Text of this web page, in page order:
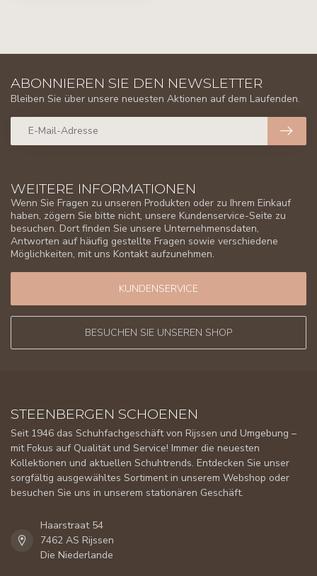
WEITERE INFORMATIONEN
Wenn Sie Fragen zu unseren Produkten oder zu Ihrem Einkauf
haben, zögern Sie bitte nicht, unsere Kundenservice-Seite zu
besuchen. Dort finden Sie unsere Unternehmensdaten,
Antworten auf häufig gestellte Fragen sowie verschiedene
Möglichkeiten, mit uns Kontakt aufzunehmen.
KUNDENSERVICE
BESUCHEN SIE UNSEREN SHOP
ABONNIEREN SIE DEN NEWSLETTER
Bleiben Sie über unsere neuesten Aktionen auf dem Laufenden.
STEENBERGEN SCHOENEN
Seit 1946 das Schuhfachgeschäft von Rijssen und Umgebung –
mit Fokus auf Qualität und Service! Immer die neuesten
Kollektionen und aktuellen Schuhtrends. Entdecken Sie unser
sorgfältig ausgewähltes Sortiment in unserem Webshop oder
besuchen Sie uns in unserem stationären Geschäft.
Haarstraat 54
7462 AS Rijssen
Die Niederlande